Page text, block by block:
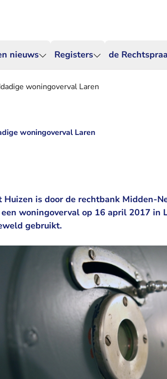
nieuws Registers de
woningoverval Laren
woningoverval Laren
Huizen is door de rechtbank Midden-
woningoverval op 16 april 2017 in
gebruikt.